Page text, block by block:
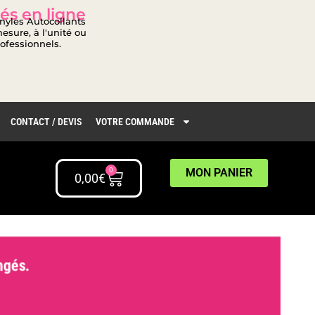
en ligne
Autocollants
à l'unité ou
CONTACT / DEVIS VOTRE COMMANDE
0,00€
0 MON PANIER